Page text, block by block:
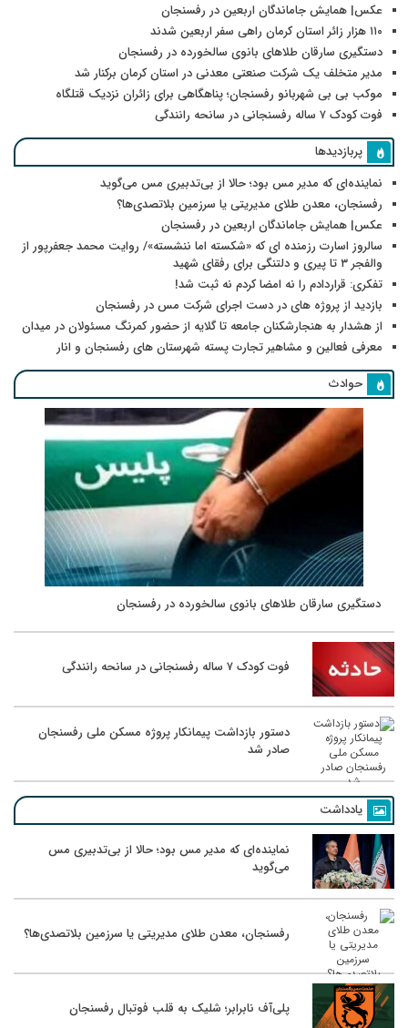
عکس| همایش جاماندگان اربعین در رفسنجان
۱۱۰ هزار زائر استان کرمان راهی سفر اربعین شدند
دستگیری سارقان طلاهای بانوی سالخورده در رفسنجان
مدیر متخلف یک شرکت صنعتی معدنی در استان کرمان برکنار شد
موکب بی بی شهربانو رفسنجان؛ پناهگاهی برای زائران نزدیک قتلگاه
فوت کودک ۷ ساله رفسنجانی در سانحه رانندگی
پربازدیدها
نماینده‌ای که مدیر مس بود؛ حالا از بی‌تدبیری مس می‌گوید
رفسنجان، معدن طلای مدیریتی یا سرزمین بلاتصدی‌ها؟
عکس| همایش جاماندگان اربعین در رفسنجان
سالروز اسارت رزمنده ای که «شکسته اما ننشسته»/ روایت محمد جعفرپور از
والفجر ۳ تا پیری و دلتنگی برای رفقای شهید
تفکری: قراردادم را نه امضا کردم نه ثبت شد!
بازدید از پروژه های در دست اجرای شرکت مس در رفسنجان
از هشدار به هنجارشکنان جامعه تا گلایه از حضور کمرنگ مسئولان در میدان
معرفی فعالین و مشاهیر تجارت پسته شهرستان های رفسنجان و انار
حوادث
دستگیری سارقان طلاهای بانوی سالخورده در رفسنجان
فوت کودک ۷ ساله رفسنجانی در سانحه رانندگی
دستور بازداشت پیمانکار پروژه مسکن ملی رفسنجان
صادر شد
یادداشت
نماینده‌ای که مدیر مس بود؛ حالا از بی‌تدبیری مس
می‌گوید
رفسنجان، معدن طلای مدیریتی یا سرزمین بلاتصدی‌ها؟
پلی‌آف نابرابر؛ شلیک به قلب فوتبال رفسنجان